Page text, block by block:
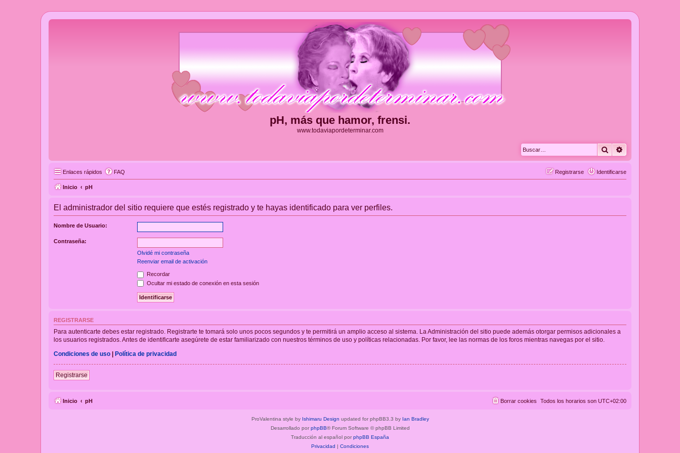
pH, más que hamor, frensi.
www.todaviapordeterminar.com
Buscar
Enlaces rápidos FAQ Identificarse
Registrarse
Inicio pH
El administrador del sitio requiere que estés registrado y te hayas identificado para ver perfiles.
Nombre de Usuario:
Contraseña:
Olvidé mi contraseña
Reenviar email de activación
Recordar
Ocultar mi estado de conexión en esta sesión
REGISTRARSE
Para autenticarte debes estar registrado. Registrarte te tomará solo unos pocos segundos y te permitirá un amplio acceso al sistema. La Administración del sitio puede además otorgar permisos adicionales a
los usuarios registrados. Antes de identificarte asegúrete de estar familiarizado con nuestros términos de uso y políticas relacionadas. Por favor, lee las normas de los foros mientras navegas por el sitio.
Condiciones de uso | Política de privacidad
Registrarse
Inicio pH Todos los horarios son UTC+02:00
Borrar cookies
ProValentina style by Ishimaru Design updated for phpBB3.3 by Ian Bradley
Desarrollado por phpBB® Forum Software © phpBB Limited
Traducción al español por phpBB España
Privacidad | Condiciones